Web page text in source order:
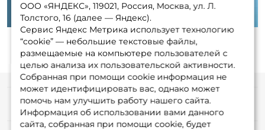
ООО «ЯНДЕКС», 119021, Россия, Москва, ул. Л.
Толстого, 16 (далее — Яндекс).
Сервис Яндекс Метрика использует технологию
“cookie” — небольшие текстовые файлы,
размещаемые на компьютере пользователей с
целью анализа их пользовательской активности.
Собранная при помощи cookie информация не
может идентифицировать вас, однако может
помочь нам улучшить работу нашего сайта.
Информация об использовании вами данного
сайта, собранная при помощи cookie, будет
Информация